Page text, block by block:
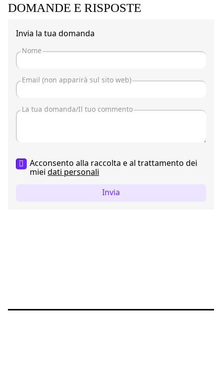
DOMANDE E RISPOSTE
Invia la tua domanda
Acconsento alla raccolta e al trattamento dei
miei dati personali
Invia